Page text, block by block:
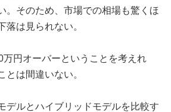
。そのため、市場での相場も驚くほ
落は見られない。
万円オーバーということを考えれ
とは間違いない。
デルとハイブリッドモデルを比較す